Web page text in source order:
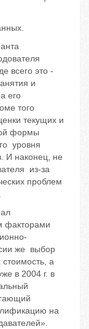
всего это -
и
его
того
текущих и
формы
уровня
И наконец, не
из-за
проблем
факторами
же выбор
а
в 2004 г. в
на